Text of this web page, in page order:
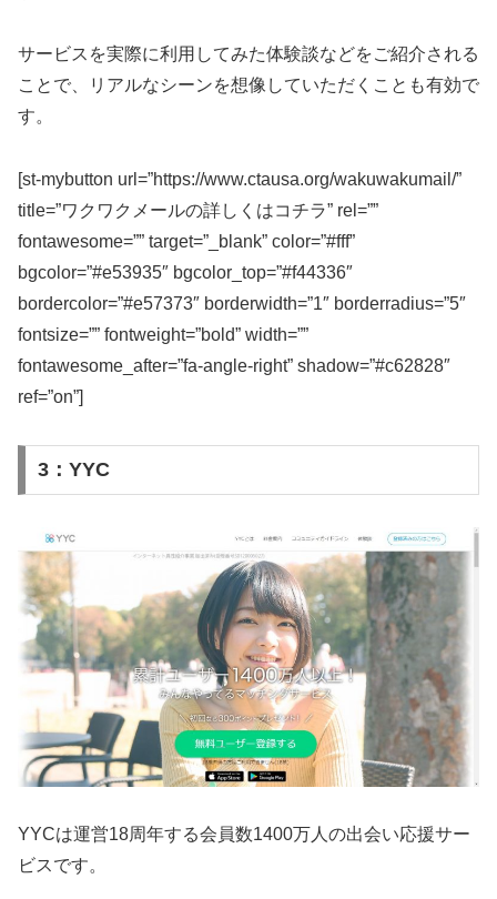
サービスを実際に利用してみた体験談などをご紹介される
ことで、リアルなシーンを想像していただくことも有効で
す。
[st-mybutton url=”https://www.ctausa.org/wakuwakumail/”
title=”ワクワクメールの詳しくはコチラ” rel=””
fontawesome=”” target=”_blank” color=”#fff”
bgcolor=”#e53935″ bgcolor_top=”#f44336″
bordercolor=”#e57373″ borderwidth=”1″ borderradius=”5″
fontsize=”” fontweight=”bold” width=””
fontawesome_after=”fa-angle-right” shadow=”#c62828″
ref=”on”]
3：YYC
YYCは運営18周年する会員数1400万人の出会い応援サー
ビスです。